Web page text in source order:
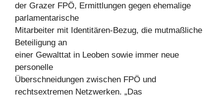
der Grazer FPÖ, Ermittlungen gegen ehemalige
parlamentarische
Mitarbeiter mit Identitären-Bezug, die mutmaßliche
Beteiligung an
einer Gewalttat in Leoben sowie immer neue
personelle
Überschneidungen zwischen FPÖ und
rechtsextremen Netzwerken. „Das